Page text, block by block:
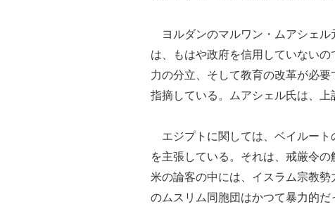
ヨルダンのマルワン・ムアシェル
は、もはや政府を信用していない
力の分立、そして教育の改革が必
指摘している。ムアシェル氏は、
エジプトに関しては、ベイルート
を主張している。それは、戒厳令
米の論客の中には、イスラム宗教
のムスリム同胞団はかつて暴力的